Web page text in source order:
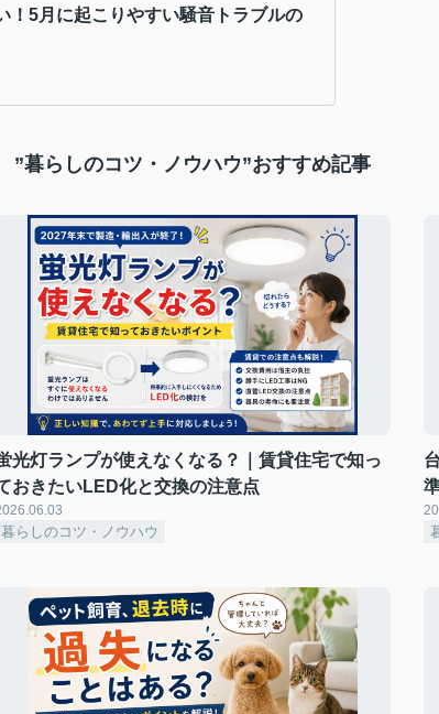
！5月に起こりやすい騒音トラブルの
”暮らしのコツ・ノウハウ”おすすめ記事
光灯ランプが使えなくなる？｜賃貸住宅で知っ
おきたいLED化と交換の注意点
暮らしのコツ・ノウハウ